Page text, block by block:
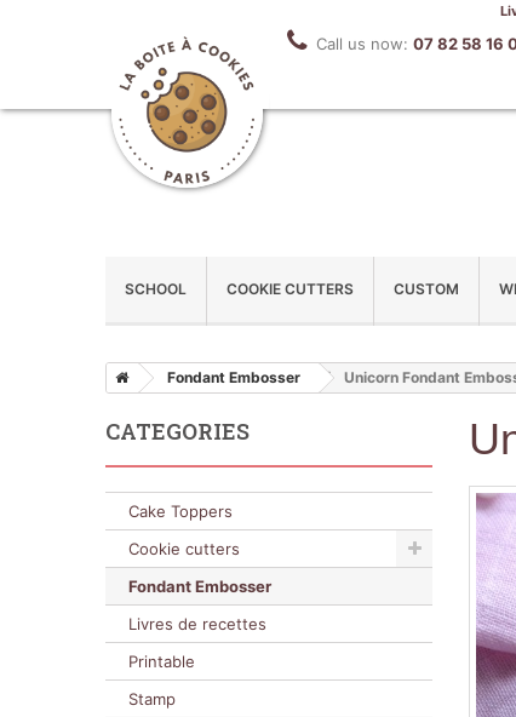
Call us now: 07 82 58 16
SCHOOL COOKIE CUTTERS CUSTOM
Fondant Embosser Unicorn Fondant
CATEGORIES
Cake Toppers
Cookie cutters
Fondant Embosser
Livres de recettes
Printable
Stamp